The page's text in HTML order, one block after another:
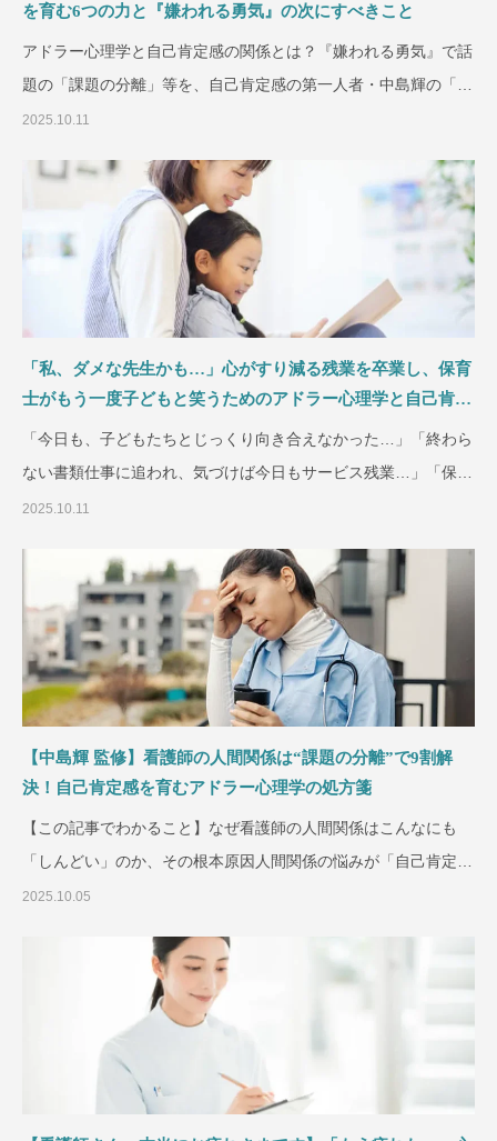
を育む6つの力と『嫌われる勇気』の次にすべきこと
アドラー心理学と自己肯定感の関係とは？『嫌われる勇気』で話
題の「課題の分離」等を、自己肯定感の第一人者・中島輝の「6
つの感」メソッドで徹底
2025.10.11
「私、ダメな先生かも…」心がすり減る残業を卒業し、保育
士がもう一度子どもと笑うためのアドラー心理学と自己肯定
感のヒント
「今日も、子どもたちとじっくり向き合えなかった…」「終わら
ない書類仕事に追われ、気づけば今日もサービス残業…」「保護
者対応や職員会議で、心
2025.10.11
【中島輝 監修】看護師の人間関係は“課題の分離”で9割解
決！自己肯定感を育むアドラー心理学の処方箋
【この記事でわかること】なぜ看護師の人間関係はこんなにも
「しんどい」のか、その根本原因人間関係の悩みが「自己肯定感
の低さ
2025.10.05